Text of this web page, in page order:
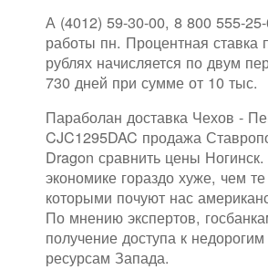
А (4012) 59-30-00, 8 800 555-
работы пн. Процентная ставка
рублях начисляется по двум
730 дней при сумме от 10 тыс.
Параболан доставка Чехов -
CJC1295DAC продажа
Dragon сравнить цены
экономике гораздо хуже, чем
которыми почуют нас
По мнению экспертов,
получение доступа к
ресурсам Запада.